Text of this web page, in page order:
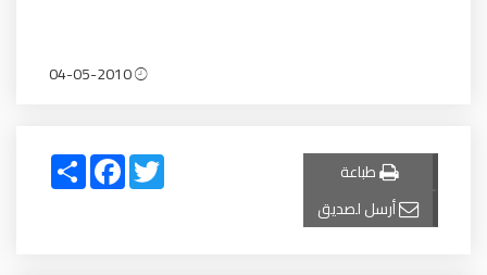
طباعة
أرسل لصديق
Share
FacebookTwitter